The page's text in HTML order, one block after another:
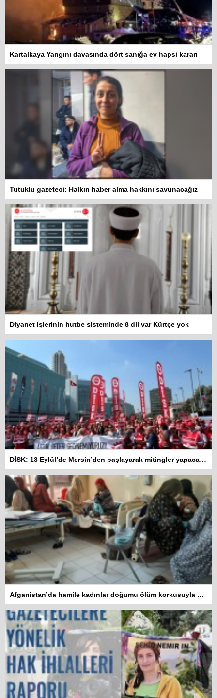
Kartalkaya Yangını davasında dört sanığa ev hapsi kararı
Tutuklu gazeteci: Halkın haber alma hakkını savunacağız
Diyanet işlerinin hutbe sisteminde 8 dil var Kürtçe yok
DİSK: 13 Eylül’de Mersin’den başlayarak mitingler yapacağız
Afganistan’da hamile kadınlar doğumu ölüm korkusuyla bekliyor